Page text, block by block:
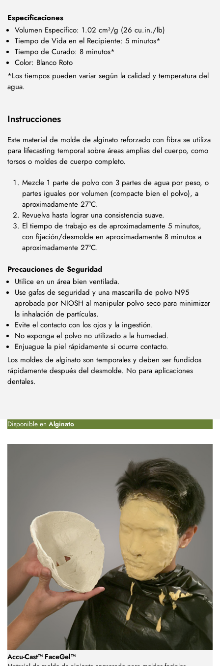
Especificaciones
Volumen Específico: 1.02 cm³/g (26 cu.in./lb)
Tiempo de Vida en el Recipiente: 5 minutos*
Tiempo de Curado: 8 minutos*
Color: Blanco Roto
*Los tiempos pueden variar según la calidad y temperatura del
agua.
Instrucciones
Este material de molde de alginato reforzado con fibra se utiliza
para lifecasting temporal sobre áreas amplias del cuerpo, como
torsos o moldes de cuerpo completo.
Mezcle 1 parte de polvo con 3 partes de agua por peso, o
partes iguales por volumen (compacte bien el polvo), a
aproximadamente 27°C.
Revuelva hasta lograr una consistencia suave.
El tiempo de trabajo es de aproximadamente 5 minutos,
con fijación/desmolde en aproximadamente 8 minutos a
aproximadamente 27°C.
Precauciones de Seguridad
Utilice en un área bien ventilada.
Use gafas de seguridad y una mascarilla de polvo N95
aprobada por NIOSH al manipular polvo seco para minimizar
la inhalación de partículas.
Evite el contacto con los ojos y la ingestión.
No exponga el polvo no utilizado a la humedad.
Enjuague la piel rápidamente si ocurre contacto.
Los moldes de alginato son temporales y deben ser fundidos
rápidamente después del desmolde. No para aplicaciones
dentales.
Disponible en Alginato
Accu-Cast™ FaceGel™